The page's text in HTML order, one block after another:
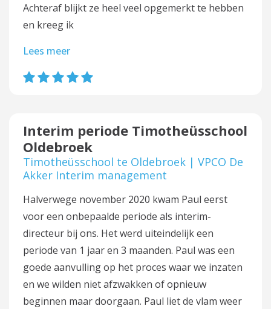
Achteraf blijkt ze heel veel opgemerkt te hebben
en kreeg ik
Lees meer
Interim periode Timotheüsschool
Oldebroek
Timotheüsschool te Oldebroek | VPCO De
Akker Interim management
Halverwege november 2020 kwam Paul eerst
voor een onbepaalde periode als interim-
directeur bij ons. Het werd uiteindelijk een
periode van 1 jaar en 3 maanden. Paul was een
goede aanvulling op het proces waar we inzaten
en we wilden niet afzwakken of opnieuw
beginnen maar doorgaan. Paul liet de vlam weer